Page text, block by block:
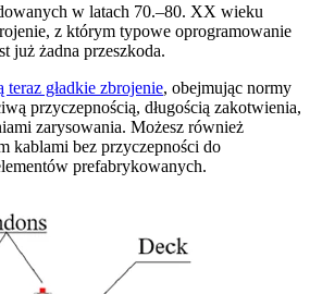
w latach 70.–80. XX wieku
z którym typowe oprogramowanie
już żadna przeszkoda.
gładkie zbrojenie, obejmując normy
przyczepnością, długością zakotwienia,
zarysowania. Możesz również
kablami bez przyczepności do
prefabrykowanych.